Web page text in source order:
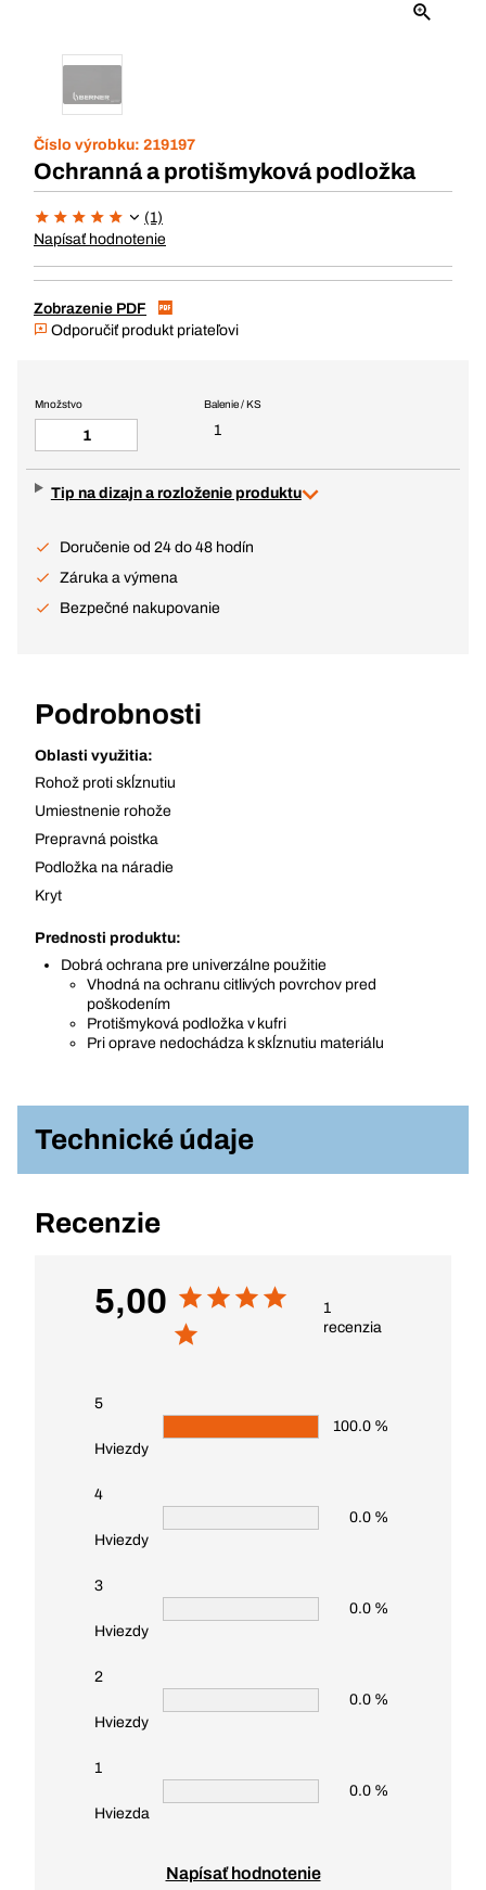
Číslo výrobku: 219197
Ochranná a protišmyková podložka
(1)
Napísať hodnotenie
Zobrazenie PDF
Odporučiť produkt priateľovi
Balenie / KS
1
Množstvo
Tip na dizajn a rozloženie produktu
Doručenie od 24 do 48 hodín
Záruka a výmena
Bezpečné nakupovanie
Podrobnosti
Oblasti využitia:
Rohož proti skĺznutiu
Umiestnenie rohože
Prepravná poistka
Podložka na náradie
Kryt
Prednosti produktu:
Dobrá ochrana pre univerzálne použitie
Vhodná na ochranu citlivých povrchov pred
poškodením
Protišmyková podložka v kufri
Pri oprave nedochádza k skĺznutiu materiálu
Technické údaje
Recenzie
5,00
1
recenzia
5
Hviezdy
100.0 %
4
Hviezdy
0.0 %
3
Hviezdy
0.0 %
2
Hviezdy
0.0 %
1
Hviezda
0.0 %
Napísať hodnotenie